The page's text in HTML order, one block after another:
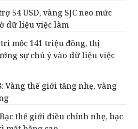
54 USD, vàng SJC neo mức
dữ liệu việc làm
trì mốc 141 triệu đồng, thị
sự chú ý vào dữ liệu việc
Vàng thế giới tăng nhẹ, vàng
thế giới điều chỉnh nhẹ, bạc